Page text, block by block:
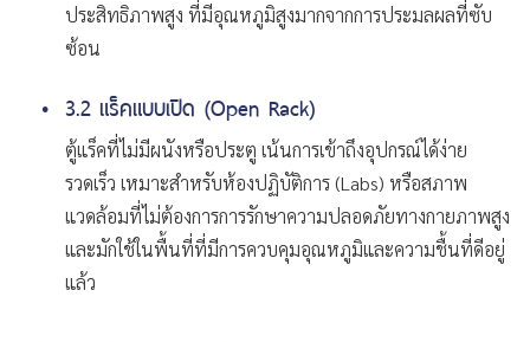
ประสิทธิภาพสูง ที่มีอุณหภูมิสูงมากจากการประมลผลที่ซับ
ซ้อน
3.2 แร็คแบบเปิด (Open Rack)
ตู้แร็คที่ไม่มีผนังหรือประตู เน้นการเข้าถึงอุปกรณ์ได้ง่าย
รวดเร็ว เหมาะสำหรับห้องปฏิบัติการ (Labs) หรือสภาพ
แวดล้อมที่ไม่ต้องการการรักษาความปลอดภัยทางกายภาพสูง
และมักใช้ในพื้นที่ที่มีการควบคุมอุณหภูมิและความชื้นที่ดีอยู่
แล้ว